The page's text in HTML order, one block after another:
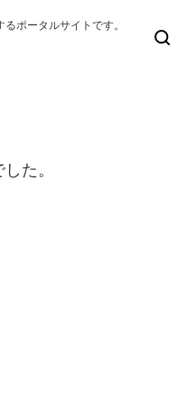
ポータルサイトです。
た。